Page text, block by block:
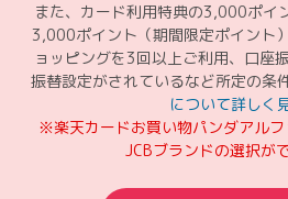
また、カード利用特典の3,000ポイ
3,000ポイント（期間限定ポイント
ョッピングを3回以上ご利用、口座
振替設定がされているなど所定の条
について詳しく
※楽天カードお買い物パンダアル
JCBブランドの選択が